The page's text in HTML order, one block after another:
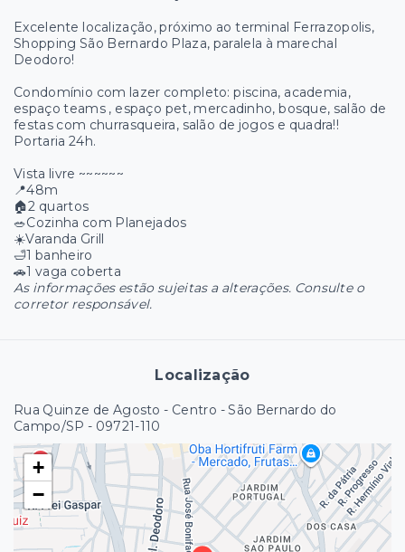
Excelente localização, próximo ao terminal Ferrazopolis,
Shopping São Bernardo Plaza, paralela à marechal
Deodoro!
Condomínio com lazer completo: piscina, academia,
espaço teams , espaço pet, mercadinho, bosque, salão de
festas com churrasqueira, salão de jogos e quadra!!
Portaria 24h.
Vista livre ~~~~~~
📍48m
🏠2 quartos
🥗Cozinha com Planejados
☀️Varanda Grill
🛁1 banheiro
🚗1 vaga coberta
As informações estão sujeitas a alterações. Consulte o
corretor responsável.
Localização
Rua Quinze de Agosto - Centro - São Bernardo do
Campo/SP - 09721-110
+
−